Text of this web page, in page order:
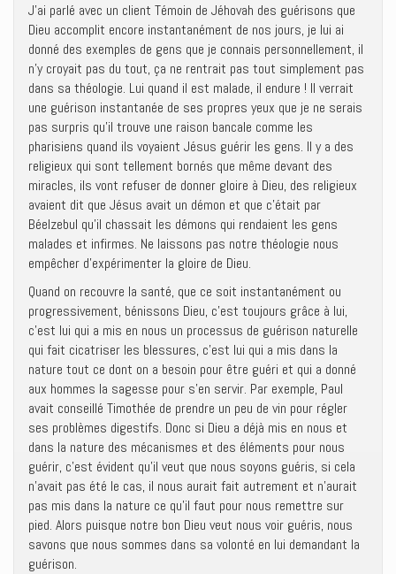
J’ai parlé avec un client Témoin de Jéhovah des guérisons que
Dieu accomplit encore instantanément de nos jours, je lui ai
donné des exemples de gens que je connais personnellement, il
n’y croyait pas du tout, ça ne rentrait pas tout simplement pas
dans sa théologie. Lui quand il est malade, il endure ! Il verrait
une guérison instantanée de ses propres yeux que je ne serais
pas surpris qu’il trouve une raison bancale comme les
pharisiens quand ils voyaient Jésus guérir les gens. Il y a des
religieux qui sont tellement bornés que même devant des
miracles, ils vont refuser de donner gloire à Dieu, des religieux
avaient dit que Jésus avait un démon et que c’était par
Béelzebul qu’il chassait les démons qui rendaient les gens
malades et infirmes. Ne laissons pas notre théologie nous
empêcher d’expérimenter la gloire de Dieu.
Quand on recouvre la santé, que ce soit instantanément ou
progressivement, bénissons Dieu, c’est toujours grâce à lui,
c’est lui qui a mis en nous un processus de guérison naturelle
qui fait cicatriser les blessures, c’est lui qui a mis dans la
nature tout ce dont on a besoin pour être guéri et qui a donné
aux hommes la sagesse pour s’en servir. Par exemple, Paul
avait conseillé Timothée de prendre un peu de vin pour régler
ses problèmes digestifs. Donc si Dieu a déjà mis en nous et
dans la nature des mécanismes et des éléments pour nous
guérir, c’est évident qu’il veut que nous soyons guéris, si cela
n’avait pas été le cas, il nous aurait fait autrement et n’aurait
pas mis dans la nature ce qu’il faut pour nous remettre sur
pied. Alors puisque notre bon Dieu veut nous voir guéris, nous
savons que nous sommes dans sa volonté en lui demandant la
guérison.